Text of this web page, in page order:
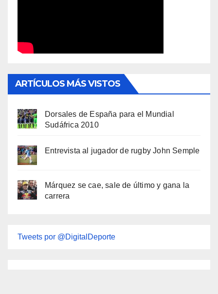
ARTÍCULOS MÁS VISTOS
Dorsales de España para el Mundial
Sudáfrica 2010
Entrevista al jugador de rugby John Semple
Márquez se cae, sale de último y gana la
carrera
Tweets por @DigitalDeporte